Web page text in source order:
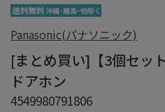
Panasonic(パナソニック)
[まとめ買い]【3個セッ
ドアホン
4549980791806